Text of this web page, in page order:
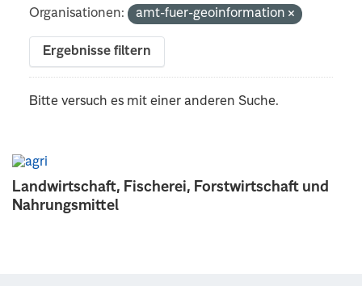
Landwirtschaft, Fischerei, Forstwirtschaft und
Nahrungsmittel
Organisationen:
amt-fuer-geoinformation
Ergebnisse filtern
Bitte versuch es mit einer anderen Suche.